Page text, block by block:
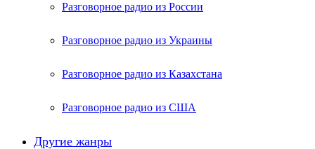
Разговорное радио из России
Разговорное радио из Украины
Разговорное радио из Казахстана
Разговорное радио из США
Другие жанры